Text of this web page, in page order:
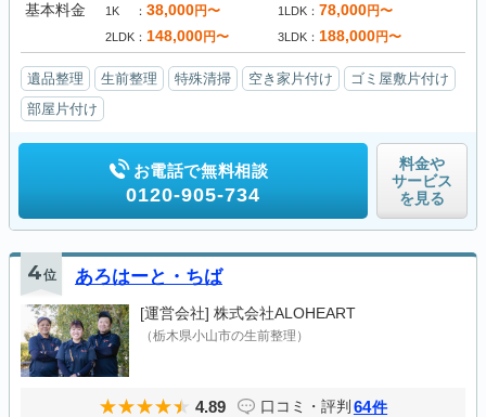
基本料金 1K 38,000円〜 1LDK 78,000円〜
2LDK 148,000円〜 3LDK 188,000円〜
遺品整理 生前整理 特殊清掃 空き家片付け
ゴミ屋敷片付け
部屋片付け
お電話で無料相談
0120-905-734
料金や
サービス
を見る
4位 あろはーと・ちば
[運営会社] 株式会社ALOHEART
（栃木県小山市の生前整理）
4.89 口コミ・評判 64件